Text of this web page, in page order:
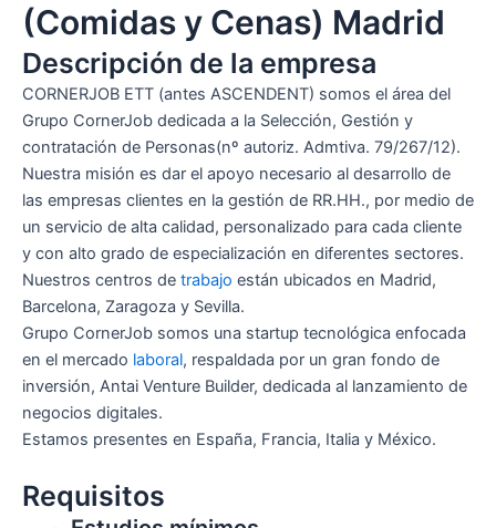
(Comidas y Cenas) Madrid
Descripción de la empresa
CORNERJOB ETT (antes ASCENDENT) somos el área del
Grupo CornerJob dedicada a la Selección, Gestión y
contratación de Personas(nº autoriz. Admtiva. 79/267/12).
Nuestra misión es dar el apoyo necesario al desarrollo de
las empresas clientes en la gestión de RR.HH., por medio de
un servicio de alta calidad, personalizado para cada cliente
y con alto grado de especialización en diferentes sectores.
Nuestros centros de trabajo están ubicados en Madrid,
Barcelona, Zaragoza y Sevilla.
Grupo CornerJob somos una startup tecnológica enfocada
en el mercado laboral, respaldada por un gran fondo de
inversión, Antai Venture Builder, dedicada al lanzamiento de
negocios digitales.
Estamos presentes en España, Francia, Italia y México.
Requisitos